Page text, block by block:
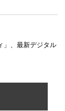
」、最新デジタル